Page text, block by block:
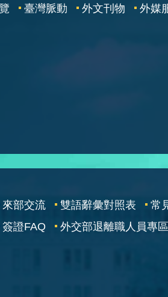
臺灣脈動 外文刊物 外媒
來部交流 雙語辭彙對照表
常
簽證FAQ 外交部退離職人員專區